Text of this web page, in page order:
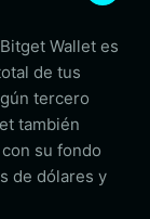
Wallet es
de tus
tercero
también
su fondo
de dólares y